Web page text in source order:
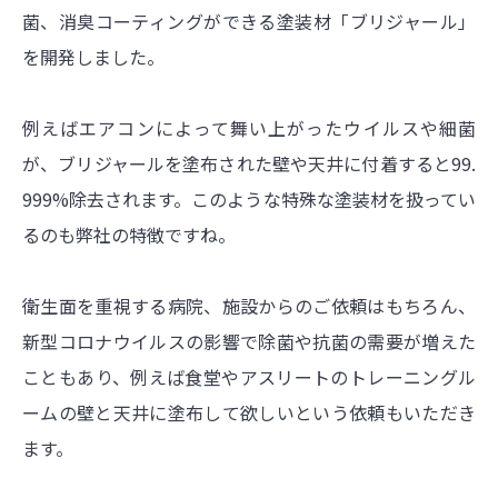
菌、消臭コーティングができる塗装材「ブリジャール」
を開発しました。
例えばエアコンによって舞い上がったウイルスや細菌
が、ブリジャールを塗布された壁や天井に付着すると99.
999%除去されます。このような特殊な塗装材を扱ってい
るのも弊社の特徴ですね。
衛生面を重視する病院、施設からのご依頼はもちろん、
新型コロナウイルスの影響で除菌や抗菌の需要が増えた
こともあり、例えば食堂やアスリートのトレーニングル
ームの壁と天井に塗布して欲しいという依頼もいただき
ます。